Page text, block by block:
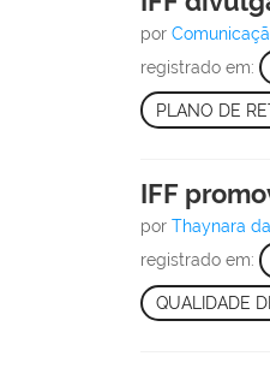
por
registrado em:
PLANO DE
IFF
porThaynara
registrado em:
QUALIDADE